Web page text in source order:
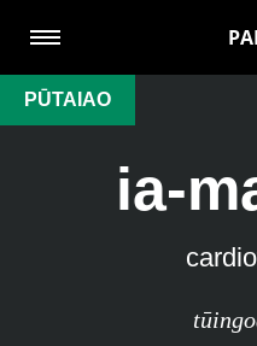
PŪTAIAO
ia-